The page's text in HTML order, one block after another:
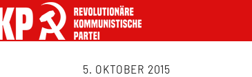
5. OKTOBER 2015